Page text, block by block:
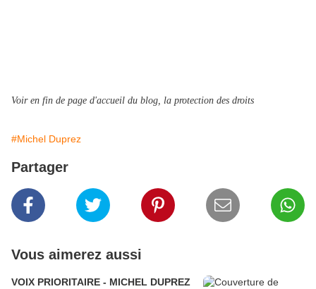
Voir en fin de page d'accueil du blog, la protection des droits
#Michel Duprez
Partager
Vous aimerez aussi
VOIX PRIORITAIRE - MICHEL DUPREZ